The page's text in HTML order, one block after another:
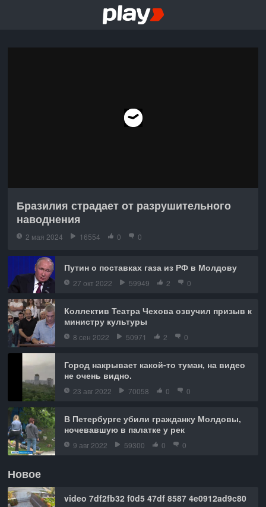
Бразилия страдает от разрушительного
наводнения
2 мая 2024 16554 0 0
Путин о поставках газа из РФ в Молдову
27 окт 2022 59949 2 0
Коллектив Театра Чехова озвучил призыв к
министру культуры
8 сен 2022 50971 2 0
Город накрывает какой-то туман, на видео
не очень видно.
23 авг 2022 70058 0 0
В Петербурге убили гражданку Молдовы,
ночевавшую в палатке у рек
9 авг 2022 59300 0 0
Новое
video 7df2fb32 f0d5 47df 8587 4e0912ad9c80